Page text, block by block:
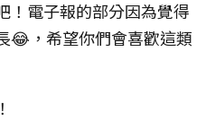
！電子報的部分因為覺得
😂，希望你們會喜歡這類